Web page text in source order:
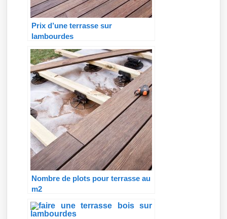
Prix d’une terrasse sur
lambourdes
Nombre de plots pour terrasse au
m2